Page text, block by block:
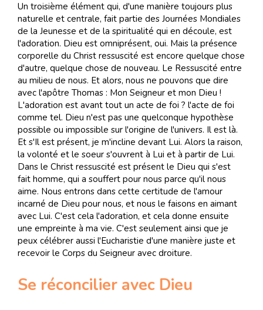
Un troisième élément qui, d'une manière toujours plus
naturelle et centrale, fait partie des Journées Mondiales
de la Jeunesse et de la spiritualité qui en découle, est
l'adoration. Dieu est omniprésent, oui. Mais la présence
corporelle du Christ ressuscité est encore quelque chose
d'autre, quelque chose de nouveau. Le Ressuscité entre
au milieu de nous. Et alors, nous ne pouvons que dire
avec l'apôtre Thomas : Mon Seigneur et mon Dieu !
L'adoration est avant tout un acte de foi ? l'acte de foi
comme tel. Dieu n'est pas une quelconque hypothèse
possible ou impossible sur l'origine de l'univers. Il est là.
Et s'Il est présent, je m'incline devant Lui. Alors la raison,
la volonté et le soeur s'ouvrent à Lui et à partir de Lui.
Dans le Christ ressuscité est présent le Dieu qui s'est
fait homme, qui a souffert pour nous parce qu'il nous
aime. Nous entrons dans cette certitude de l'amour
incarné de Dieu pour nous, et nous le faisons en aimant
avec Lui. C'est cela l'adoration, et cela donne ensuite
une empreinte à ma vie. C'est seulement ainsi que je
peux célébrer aussi l'Eucharistie d'une manière juste et
recevoir le Corps du Seigneur avec droiture.
Se réconcilier avec Dieu